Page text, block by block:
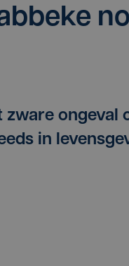
ongeval
in